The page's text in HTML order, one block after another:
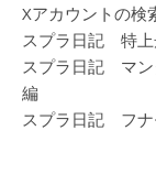
Xアカウントの検
スプラ日記 特上
スプラ日記 マ
編
スプラ日記 フナ